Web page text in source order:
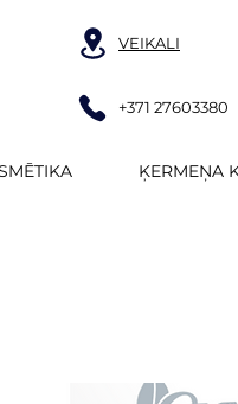
VEIKALI
+371 27603380
ĶERMEŅA